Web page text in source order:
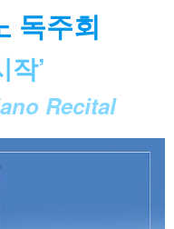
독주회
작’
Recital